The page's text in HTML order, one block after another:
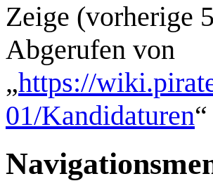
Zeige (vorherige
Abgerufen von
„https://
01/Kandidaturen“